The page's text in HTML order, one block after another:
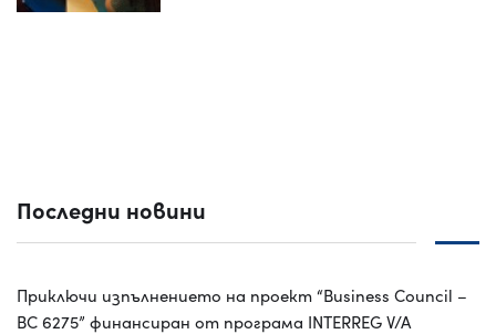
Последни новини
Приключи изпълнението на проект “Business Council –
BC 6275” финансиран от програма INTERREG V/A